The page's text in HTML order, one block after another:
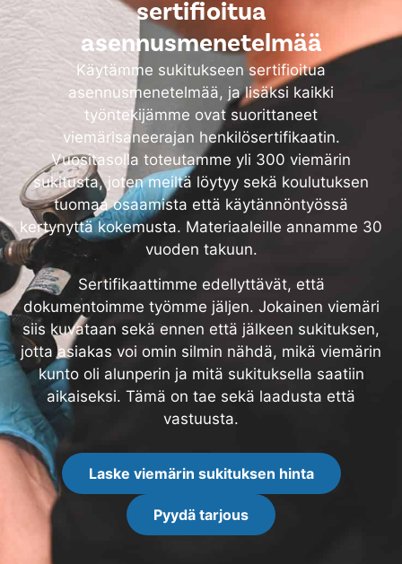
sertifioitua
asennusmenetelmää
Käytämme sukitukseen sertifioitua
asennusmenetelmää, ja lisäksi kaikki
työntekijämme ovat suorittaneet
viemärisaneerajan henkilösertifikaatin.
Vuositasolla toteutamme yli 300 viemärin
sukitusta, joten meiltä löytyy sekä koulutuksen
tuomaa osaamista että käytännöntyössä
kertynyttä kokemusta. Materiaaleille annamme 30
vuoden takuun.
Sertifikaattimme edellyttävät, että
dokumentoimme työmme jäljen. Jokainen viemäri
siis kuvataan sekä ennen että jälkeen sukituksen,
jotta asiakas voi omin silmin nähdä, mikä viemärin
kunto oli alunperin ja mitä sukituksella saatiin
aikaiseksi. Tämä on tae sekä laadusta että
vastuusta.
Laske viemärin sukituksen hinta
Pyydä tarjous